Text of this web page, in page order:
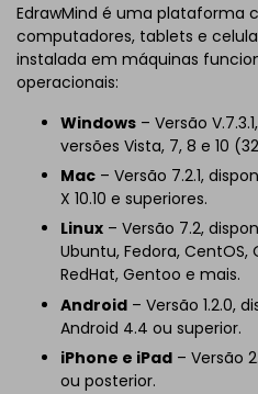
EdrawMind é uma plataforma
computadores, tablets e
instalada em máquinas
operacionais:
Windows – Versão
versões Vista, 7, 8 e 10
Mac – Versão 7.2.1,
X 10.10 e superiores.
Linux – Versão 7.2,
Ubuntu, Fedora, CentOS,
RedHat, Gentoo e mais.
Android – Versão 1.2.0,
Android 4.4 ou superior.
iPhone e iPad – Versão
ou posterior.